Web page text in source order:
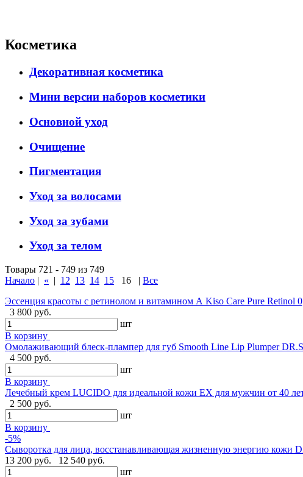
Косметика
Декоративная косметика
Мини версии наборов косметики
Основной уход
Очищение
Пигментация
Уход за волосами
Уход за зубами
Уход за телом
Товары 721 - 749 из 749
Начало | « | 12 13 14 15 16 | Все
Эссенция красоты с ретинолом и витамином А Kiso Care Pure Retinol
3 800 руб.
шт
В корзину
Омолаживающий блеск-плампер для губ Smooth Line Lip Plumper
4 500 руб.
шт
В корзину
Лечебный крем LUCIDO для идеальной кожи EX для мужчин от 40
2 500 руб.
шт
В корзину
-5%
Сыворотка для лица, восстанавливающая жизненную энергию кожи
13 200 руб.
12 540 руб.
шт